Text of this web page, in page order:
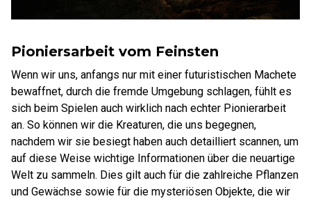
Pioniersarbeit vom Feinsten
Wenn wir uns, anfangs nur mit einer futuristischen Machete
bewaffnet, durch die fremde Umgebung schlagen, fühlt es
sich beim Spielen auch wirklich nach echter Pionierarbeit
an. So können wir die Kreaturen, die uns begegnen,
nachdem wir sie besiegt haben auch detailliert scannen, um
auf diese Weise wichtige Informationen über die neuartige
Welt zu sammeln. Dies gilt auch für die zahlreiche Pflanzen
und Gewächse sowie für die mysteriösen Objekte, die wir